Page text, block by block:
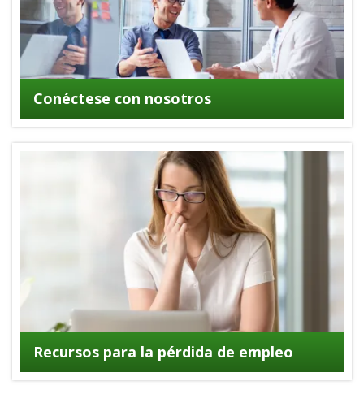
Conéctese con nosotros
Recursos para la pérdida de empleo